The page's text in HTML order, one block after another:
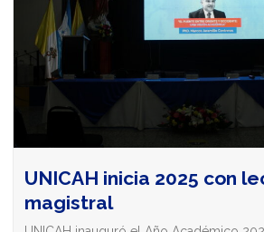
UNICAH inicia 2025 con
magistral